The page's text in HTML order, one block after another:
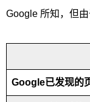
Google 所知，但
Google已发现的